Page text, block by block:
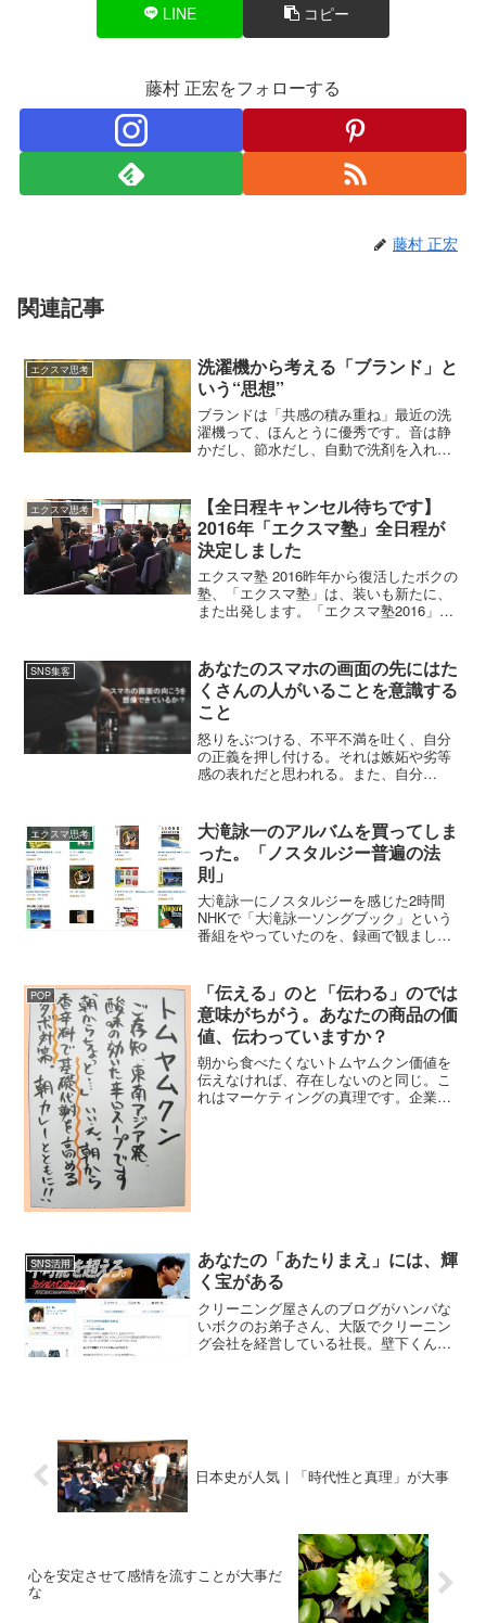
LINE コピー
藤村 正宏をフォローする
藤村 正宏
関連記事
エクスマ思考
洗濯機から考える「ブランド」と
いう“思想”
ブランドは「共感の積み重ね」最近の洗
濯機って、ほんとうに優秀です。音は静
かだし、節水だし、自動で洗剤を入れて
機も、正直なところ「ちゃんとして
る」。じゃあ、パナソニック、...
エクスマ思考
【全日程キャンセル待ちです】
2016年「エクスマ塾」全日程が
決定しました
エクスマ塾 2016昨年から復活したボクの
塾、「エクスマ塾」は、装いも新たに、
また出発します。「エクスマ塾2016」参
せん・・・。でも一応、参加表明してみ
てください。キ...
SNS集客
あなたのスマホの画面の先にはた
くさんの人がいることを意識する
こと
怒りをぶつける、不平不満を吐く、自分
の正義を押し付ける。それは嫉妬や劣等
感の表れだと思われる。また、自分
と思われる。承認欲求があるのは普通だ
けど、それが過度に出ると嫌われる。
時々注意して振り返ろう。SNSを使う
時、あなたのスマホの画面は、あなたが
見ているだけでなくその向こうに、何百
人、何千人、何万人の人がいることを忘
れないように。TwitterやTikTokでは、自
分のフォロワー意外の人にも見られるこ
がいることを意識すること。
エクスマ思考
大滝詠一のアルバムを買ってしま
った。「ノスタルジー普遍の法
則」
大滝詠一にノスタルジーを感じた2時間
NHKで「大滝詠一ソングブック」という
番組をやっていたのを、録画で観まし
を、スタジオで実際に聞きながら進めて
いく、ゆるい番組。いとう...
POP
「伝える」のと「伝わる」のでは
意味がちがう。あなたの商品の価
値、伝わっていますか？
朝から食べたくないトムヤムクン価値を
伝えなければ、存在しないのと同じ。こ
れはマーケティングの真理です。企業や
SNS活用
あなたの「あたりまえ」には、輝
く宝がある
クリーニング屋さんのブログがハンパな
いボクのお弟子さん、大阪でクリーニン
グ会社を経営している社長。壁下くんの
日本史が人気｜「時代性と真理」が大事
心を安定させて感情を流すことが大事だ
な